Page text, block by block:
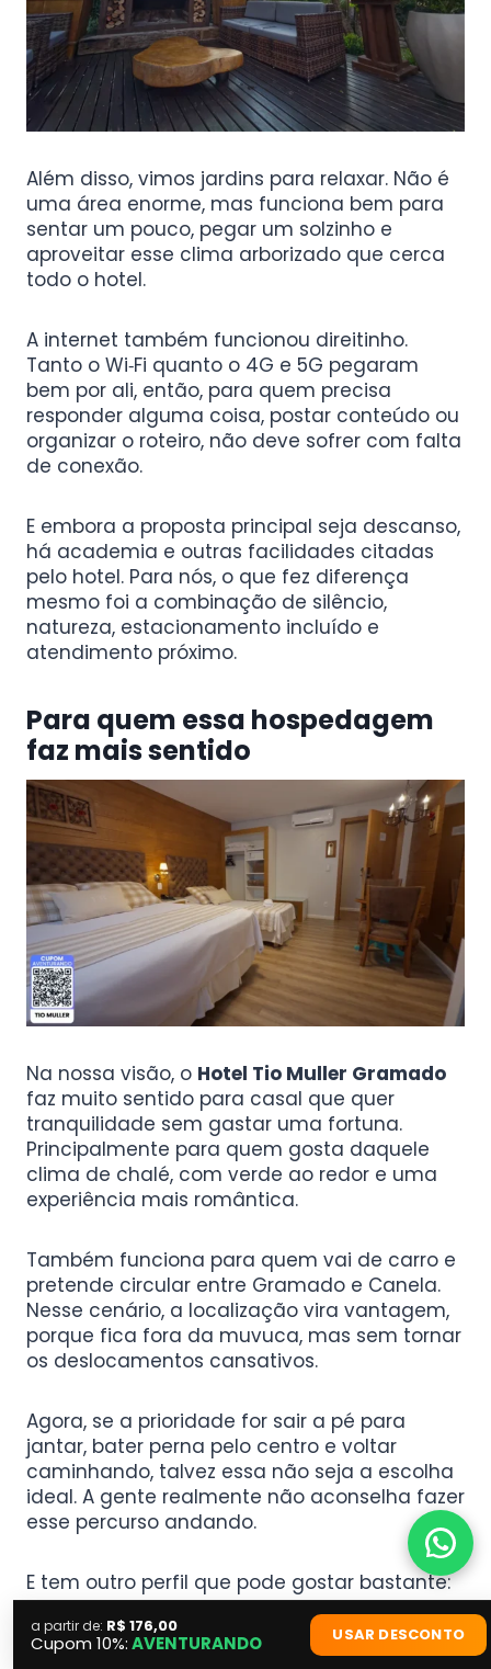
Além disso, vimos jardins para relaxar. Não é
uma área enorme, mas funciona bem para
sentar um pouco, pegar um solzinho e
aproveitar esse clima arborizado que cerca
todo o hotel.
A internet também funcionou direitinho.
Tanto o Wi‑Fi quanto o 4G e 5G pegaram
bem por ali, então, para quem precisa
responder alguma coisa, postar conteúdo ou
organizar o roteiro, não deve sofrer com falta
de conexão.
E embora a proposta principal seja descanso,
há academia e outras facilidades citadas
pelo hotel. Para nós, o que fez diferença
mesmo foi a combinação de silêncio,
natureza, estacionamento incluído e
atendimento próximo.
Para quem essa hospedagem
faz mais sentido
Na nossa visão, o Hotel Tio Muller Gramado
faz muito sentido para casal que quer
tranquilidade sem gastar uma fortuna.
Principalmente para quem gosta daquele
clima de chalé, com verde ao redor e uma
experiência mais romântica.
Também funciona para quem vai de carro e
pretende circular entre Gramado e Canela.
Nesse cenário, a localização vira vantagem,
porque fica fora da muvuca, mas sem tornar
os deslocamentos cansativos.
Agora, se a prioridade for sair a pé para
jantar, bater perna pelo centro e voltar
caminhando, talvez essa não seja a escolha
ideal. A gente realmente não aconselha fazer
esse percurso andando.
E tem outro perfil que pode gostar bastante:
quem valoriza gentileza no atendimento
acima de estrutura super elaborada. O
charme ali está muito mais no acolhimento
a partir de: R$ 176,00
Cupom 10%:AVENTURANDO USAR DESCONTO